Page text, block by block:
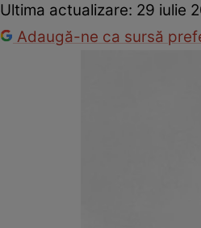
Ultima actualizare: 29 iulie
Adaugă-ne ca sursă